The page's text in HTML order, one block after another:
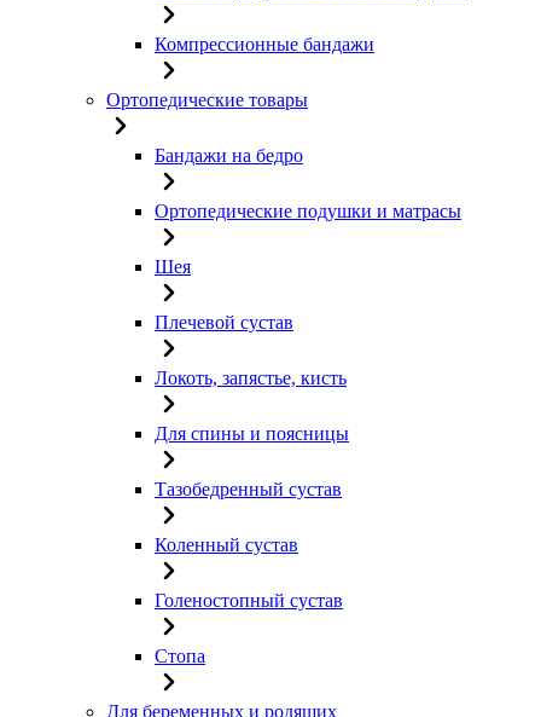
Компрессионные бандажи
Ортопедические товары
Бандажи на бедро
Ортопедические подушки и матрасы
Шея
Плечевой сустав
Локоть, запястье, кисть
Для спины и поясницы
Тазобедренный сустав
Коленный сустав
Голеностопный сустав
Стопа
Для беременных и родящих